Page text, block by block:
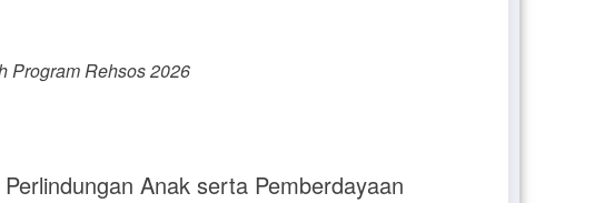
Program Rehsos 2026
Anak serta Pemberdayaan